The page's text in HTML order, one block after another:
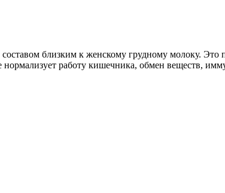
близким к женскому грудному молоку. Это
работу кишечника, обмен веществ,